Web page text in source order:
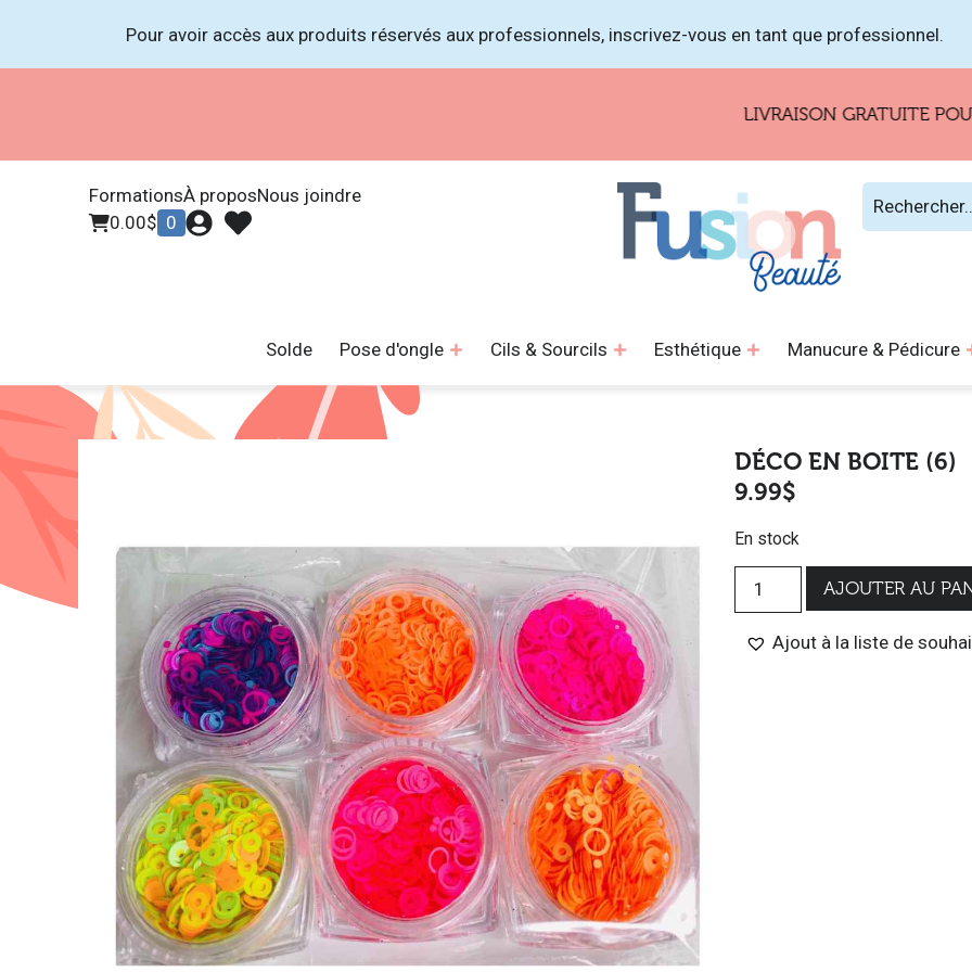
Pour avoir accès aux produits réservés aux professionnels, inscrivez-vous en tant que professionnel.
LIVRAISON GRATUITE POUR
FormationsÀ proposNous joindre
0.00$ 0
Solde Pose d'ongle Cils & Sourcils Esthétique Manucure & Pédicure
DÉCO EN BOITE (6)
9.99$
En stock
AJOUTER AU
Ajout à la liste de